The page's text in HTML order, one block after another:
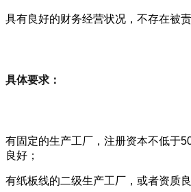
具有良好的财务经营状况，不存在被
具体要求：
有固定的生产工厂，注册资本不低于
良好；
有纸板线的二级生产工厂，或者资质